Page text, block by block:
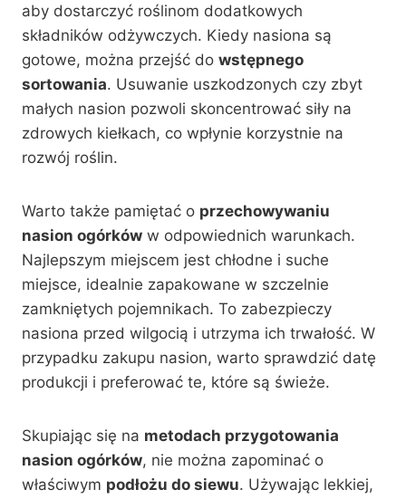
aby dostarczyć roślinom dodatkowych
składników odżywczych. Kiedy nasiona są
gotowe, można przejść do wstępnego
sortowania. Usuwanie uszkodzonych czy zbyt
małych nasion pozwoli skoncentrować siły na
zdrowych kiełkach, co wpłynie korzystnie na
rozwój roślin.
Warto także pamiętać o przechowywaniu
nasion ogórków w odpowiednich warunkach.
Najlepszym miejscem jest chłodne i suche
miejsce, idealnie zapakowane w szczelnie
zamkniętych pojemnikach. To zabezpieczy
nasiona przed wilgocią i utrzyma ich trwałość. W
przypadku zakupu nasion, warto sprawdzić datę
produkcji i preferować te, które są świeże.
Skupiając się na metodach przygotowania
nasion ogórków, nie można zapominać o
właściwym podłożu do siewu. Używając lekkiej,